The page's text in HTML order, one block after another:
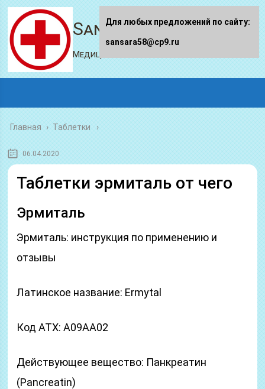
Sansara58.ru
Медицинский портал
Главная › Таблетки
06.04.2020
Таблетки эрмиталь от чего
Эрмиталь
Эрмиталь: инструкция по применению и
отзывы
Латинское название: Ermytal
Код ATX: A09AA02
Действующее вещество: Панкреатин
(Pancreatin)
Для любых предложений по сайту:
sansara58@cp9.ru